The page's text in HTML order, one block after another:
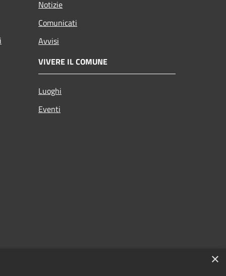
Notizie
Comunicati
Avvisi
VIVERE IL COMUNE
Luoghi
Eventi
×